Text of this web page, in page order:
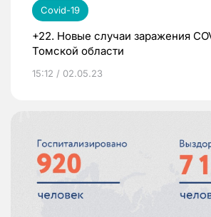
Covid-19
+22. Новые случаи заражения
Томской области
15:12 / 02.05.23